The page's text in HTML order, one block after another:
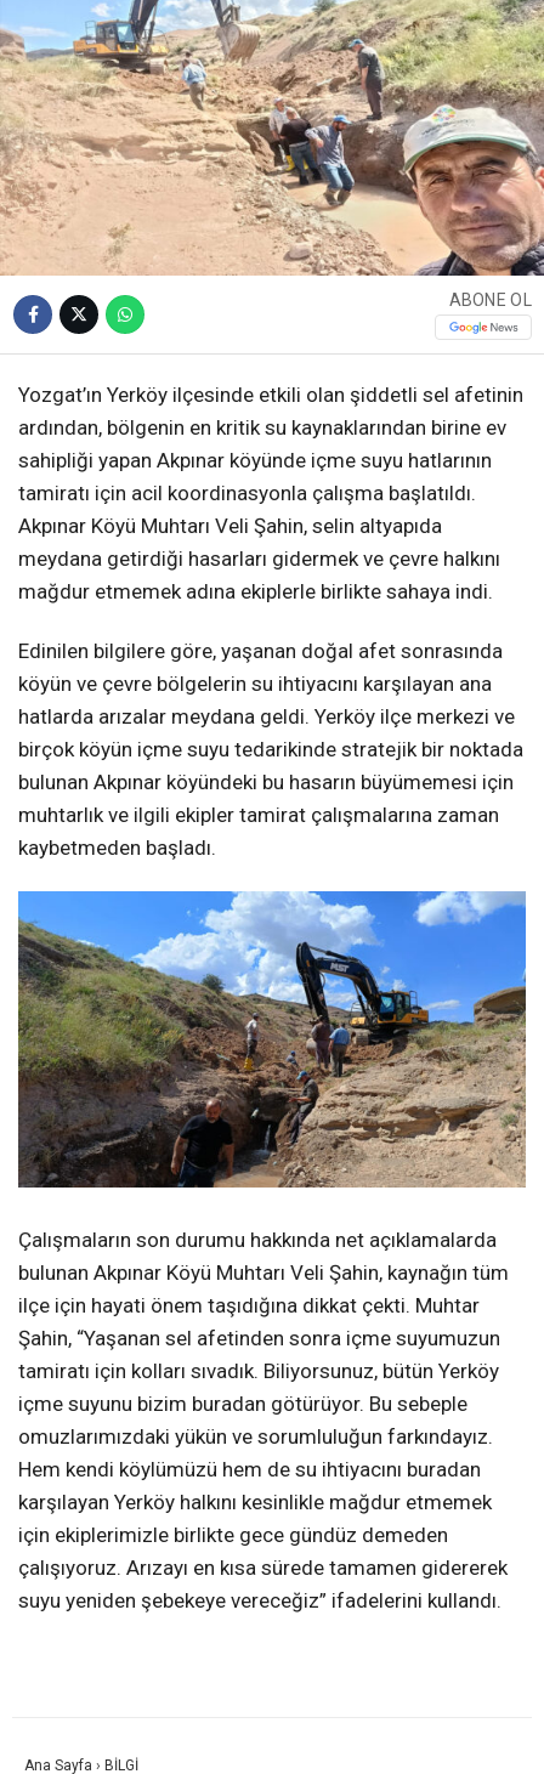
ABONE OL
Yozgat’ın Yerköy ilçesinde etkili olan şiddetli sel afetinin
ardından, bölgenin en kritik su kaynaklarından birine ev
sahipliği yapan Akpınar köyünde içme suyu hatlarının
tamiratı için acil koordinasyonla çalışma başlatıldı.
Akpınar Köyü Muhtarı Veli Şahin, selin altyapıda
meydana getirdiği hasarları gidermek ve çevre halkını
mağdur etmemek adına ekiplerle birlikte sahaya indi.
Edinilen bilgilere göre, yaşanan doğal afet sonrasında
köyün ve çevre bölgelerin su ihtiyacını karşılayan ana
hatlarda arızalar meydana geldi. Yerköy ilçe merkezi ve
birçok köyün içme suyu tedarikinde stratejik bir noktada
bulunan Akpınar köyündeki bu hasarın büyümemesi için
muhtarlık ve ilgili ekipler tamirat çalışmalarına zaman
kaybetmeden başladı.
Çalışmaların son durumu hakkında net açıklamalarda
bulunan Akpınar Köyü Muhtarı Veli Şahin, kaynağın tüm
ilçe için hayati önem taşıdığına dikkat çekti. Muhtar
Şahin, “Yaşanan sel afetinden sonra içme suyumuzun
tamiratı için kolları sıvadık. Biliyorsunuz, bütün Yerköy
içme suyunu bizim buradan götürüyor. Bu sebeple
omuzlarımızdaki yükün ve sorumluluğun farkındayız.
Hem kendi köylümüzü hem de su ihtiyacını buradan
karşılayan Yerköy halkını kesinlikle mağdur etmemek
için ekiplerimizle birlikte gece gündüz demeden
çalışıyoruz. Arızayı en kısa sürede tamamen gidererek
suyu yeniden şebekeye vereceğiz” ifadelerini kullandı.
Ana Sayfa › BİLGİ